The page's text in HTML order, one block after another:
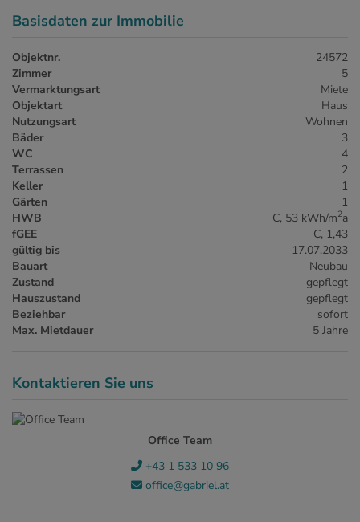
Basisdaten zur Immobilie
Objektnr.
24572
Zimmer
5
Vermarktungsart
Miete
Objektart
Haus
Nutzungsart
Wohnen
Bäder
3
WC
4
Terrassen
2
Keller
1
Gärten
1
HWB
C, 53 kWh/m2a
fGEE
C, 1,43
gültig bis
17.07.2033
Bauart
Neubau
Zustand
gepflegt
Hauszustand
gepflegt
Beziehbar
sofort
Max. Mietdauer
5 Jahre
Kontaktieren Sie uns
Office Team
+43 1 533 10 96
office@gabriel.at